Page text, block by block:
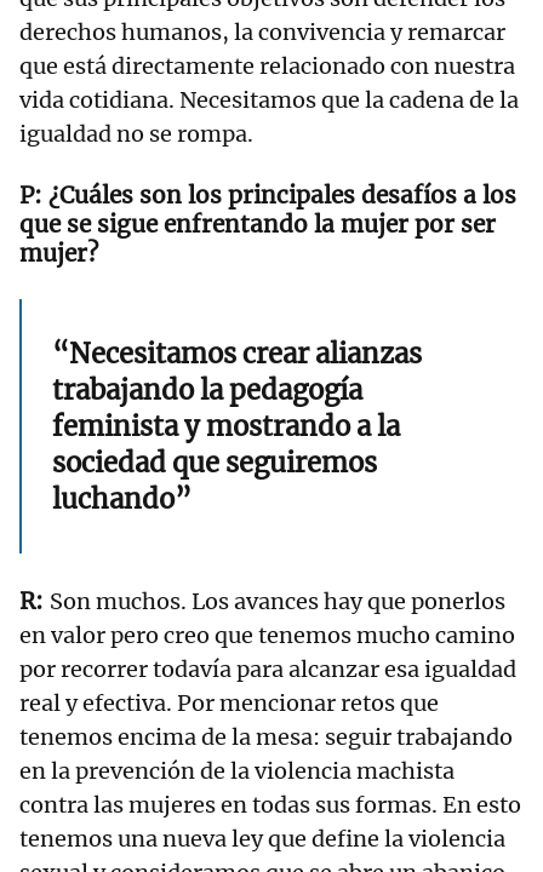
derechos humanos, la convivencia y remarcar
que está directamente relacionado con nuestra
vida cotidiana. Necesitamos que la cadena de la
igualdad no se rompa.
¿Cuáles son los principales desafíos a los
que se sigue enfrentando la mujer por ser
mujer?
“Necesitamos crear alianzas
trabajando la pedagogía
feminista y mostrando a la
sociedad que seguiremos
luchando”
Son muchos. Los avances hay que ponerlos
en valor pero creo que tenemos mucho camino
por recorrer todavía para alcanzar esa igualdad
real y efectiva. Por mencionar retos que
tenemos encima de la mesa: seguir trabajando
en la prevención de la violencia machista
contra las mujeres en todas sus formas. En esto
tenemos una nueva ley que define la violencia